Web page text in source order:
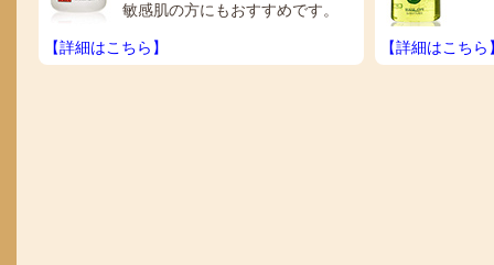
敏感肌の方にもおすすめです。
【詳細はこちら】 【詳細はこちら